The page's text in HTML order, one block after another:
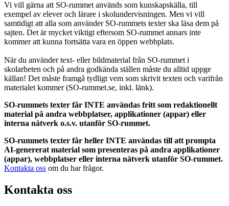
Vi vill gärna att SO-rummet används som kunskapskälla, till
exempel av elever och lärare i skolundervisningen. Men vi vill
samtidigt att alla som använder SO-rummets texter ska läsa dem på
sajten. Det är mycket viktigt eftersom SO-rummet annars inte
kommer att kunna fortsätta vara en öppen webbplats.
När du använder text- eller bildmaterial från SO-rummet i
skolarbeten och på andra godkända ställen måste du alltid uppge
källan! Det måste framgå tydligt vem som skrivit texten och varifrån
materialet kommer (SO-rummet.se, inkl. länk).
SO-rummets texter får INTE användas fritt som redaktionellt
material på andra webbplatser, applikationer (appar) eller
interna nätverk o.s.v. utanför SO-rummet.
SO-rummets texter får heller INTE användas till att prompta
AI-genererat material som presenteras på andra applikationer
(appar), webbplatser eller interna nätverk utanför SO-rummet.
Kontakta oss om du har frågor.
Kontakta oss